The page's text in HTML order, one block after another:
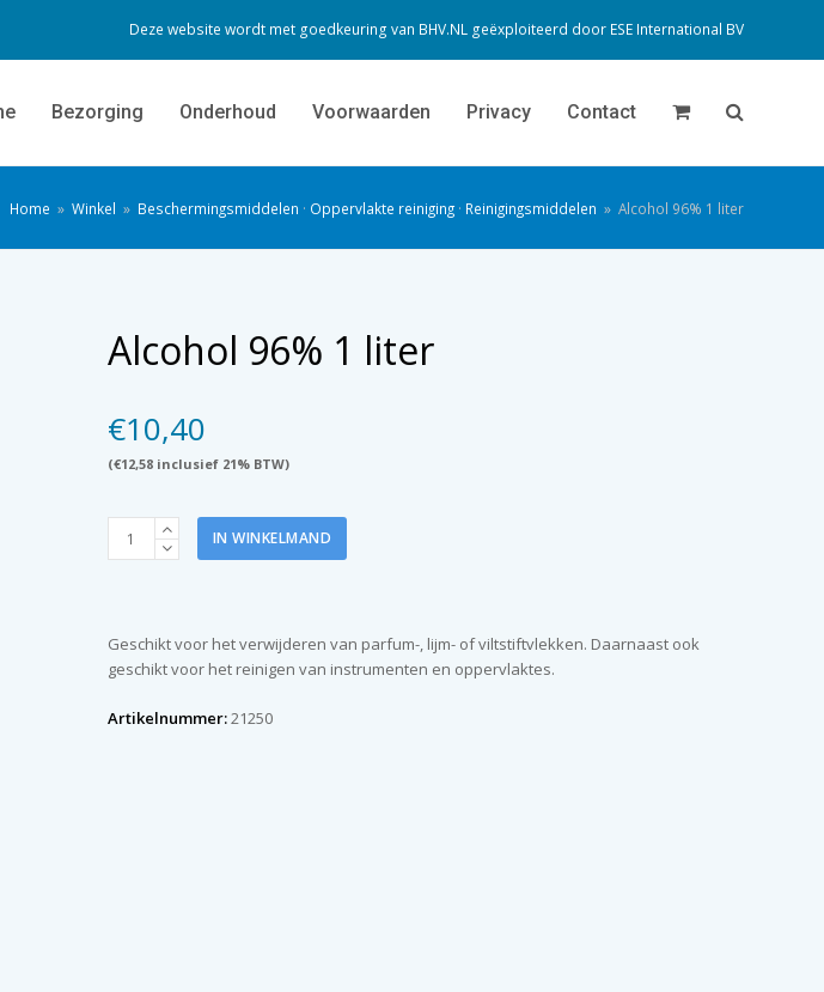
Deze website wordt met goedkeuring van BHV.NL geëxploiteerd door ESE International BV
Bezorging Onderhoud Voorwaarden Privacy Contact
Home » Winkel » Beschermingsmiddelen · Oppervlakte reiniging· Reinigingsmiddelen » Alcohol 96% 1 liter
Alcohol 96% 1 liter
€10,40
(€12,58inclusief 21% BTW)
Alcohol
96%
IN WINKELMAND
Geschikt voor het verwijderen van parfum-, lijm- of viltstiftvlekken. Daarnaast ook
geschikt voor het reinigen van instrumenten en oppervlaktes.
Artikelnummer:21250